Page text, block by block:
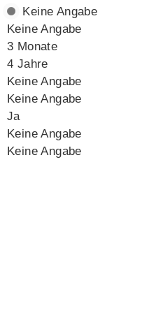
Keine Angabe
Keine Angabe
3 Monate
4 Jahre
Keine Angabe
Keine Angabe
Ja
Keine Angabe
Keine Angabe